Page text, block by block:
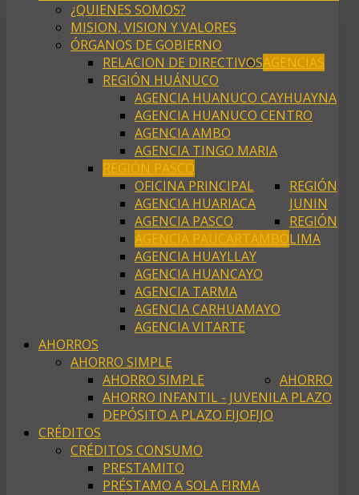
¿QUIENES SOMOS?
MISION, VISION Y VALORES
ÓRGANOS DE GOBIERNO
RELACION DE DIRECTIVOSAGENCIAS
REGIÓN HUÁNUCO
AGENCIA HUANUCO CAYHUAYNA
AGENCIA HUANUCO CENTRO
AGENCIA AMBO
AGENCIA TINGO MARIA
REGIÓN PASCO
OFICINA PRINCIPAL
AGENCIA HUARIACA
AGENCIA PASCO
AGENCIA PAUCARTAMBO
AGENCIA HUAYLLAY
REGIÓN
JUNIN
AGENCIA HUANCAYO
AGENCIA TARMA
AGENCIA CARHUAMAYO
REGIÓN
LIMA
AGENCIA VITARTE
AHORROS
AHORRO SIMPLE
AHORRO SIMPLE
AHORRO INFANTIL - JUVENIL
AHORRO
A PLAZO
FIJO
DEPÓSITO A PLAZO FIJO
CRÉDITOS
CRÉDITOS CONSUMO
PRESTAMITO
PRÉSTAMO A SOLA FIRMA